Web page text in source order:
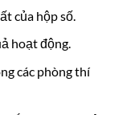
của hộp số.
hoạt động.
các phòng thí